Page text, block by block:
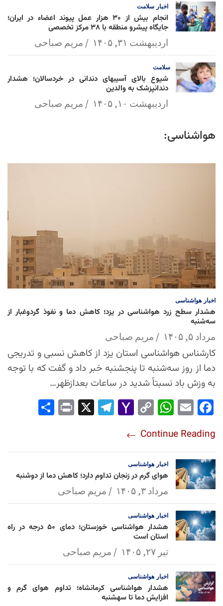
اخبار سلامت
انجام بیش از ۳۰ هزار عمل پیوند اعضاء در ایران؛
جایگاه پیشرو منطقه با ۳۸ مرکز تخصصی
اردیبهشت ۳۱, ۱۴۰۵ مریم صباحی
سلامت
شیوع بالای آسیبهای دندانی در خردسالان؛ هشدار
دندانپزشک به والدین
اردیبهشت ۱۰, ۱۴۰۵ مریم صباحی
هواشناسی:
اخبار هواشناسی
هشدار سطح زرد هواشناسی در یزد؛ کاهش دما و نفوذ گردوغبار از
سه‌شنبه
مرداد ۵, ۱۴۰۵ مریم صباحی
کارشناس هواشناسی استان یزد از کاهش نسبی و تدریجی
دما از روز سه‌شنبه تا پنجشنبه خبر داد و گفت که با توجه
به وزش باد نسبتاً شدید در ساعات بعدازظهر…
Fac
ok
Em
Wh
Ap
p
Co
Lin
k
Yah
l
Tel
Pri
Continue Reading
اخبار هواشناسی
هوای گرم در زنجان تداوم دارد؛ کاهش دما از دوشنبه
مرداد ۳, ۱۴۰۵ مریم صباحی
اخبار هواشناسی
هشدار هواشناسی خوزستان؛ دمای ۵۰ درجه در راه
استان است
تیر ۲۷, ۱۴۰۵ مریم صباحی
اخبار هواشناسی
هشدار هواشناسی کرمانشاه؛ تداوم هوای گرم و
افزایش دما تا سهشنبه